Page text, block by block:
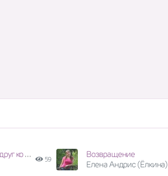
Зачем-то приходим мы в жизнь друг ко другу...
59
Возвращение
Елена Андрис (Ёлкина)